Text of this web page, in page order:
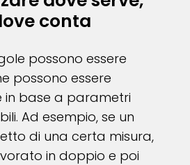
conta
possono essere
possono essere
base a parametri
Ad esempio, se un
di una certa misura,
in doppio e poi